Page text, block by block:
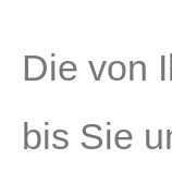
Die von
bis Sie